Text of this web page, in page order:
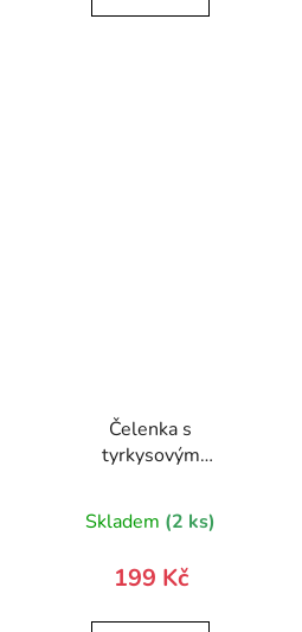
Čelenka s
tyrkysovým
Skladem (2 ks)
199 Kč